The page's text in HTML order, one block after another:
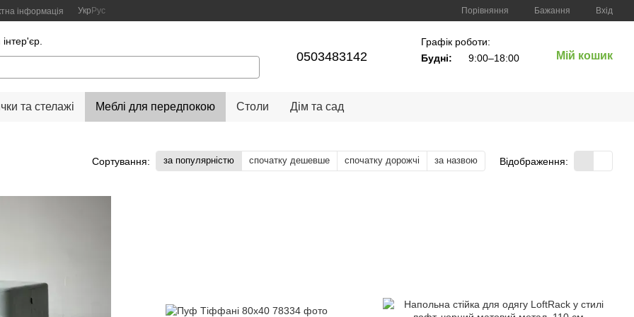
інформація Укр Рус Порівняння Бажання Вхід
0503483142
Графік роботи:
Будні:
9:00–18:00 Мій кошик
та стелажі Меблі для передпокою Столи Дім та сад
Сортування: за популярністю спочатку дешевше спочатку дорожчі за назвою Відображення: